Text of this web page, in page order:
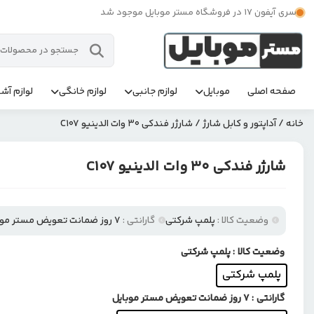
سری آیفون 17 در فروشگاه مستر موبایل موجود شد
صفحه اصلی موبایل لوازم جانبی لوازم خانگی لوازم
خانه/آداپتور و کابل شارژ/ شارژر فندکی 30 وات الدینیو C107
شارژر فندکی 30 وات الدینیو C107
وضعیت کالا : پلمپ شرکتی گارانتی : ۷ روز ضمانت تعویض مستر موبایل
وضعیت کالا: پلمپ شرکتی
پلمپ شرکتی
گارانتی: ۷ روز ضمانت تعویض مستر موبایل